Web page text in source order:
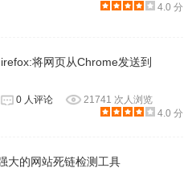
4.0 分
将网页从Chrome发送到
0 人评论
21741 次人浏览
4.0 分
大的网站死链检测工具